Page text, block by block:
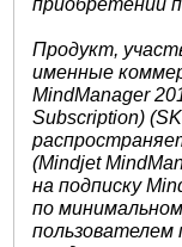
приобретении
Продукт,
именные
MindManager
Subscription)
(Mindjet
на подписку
по
пользователем